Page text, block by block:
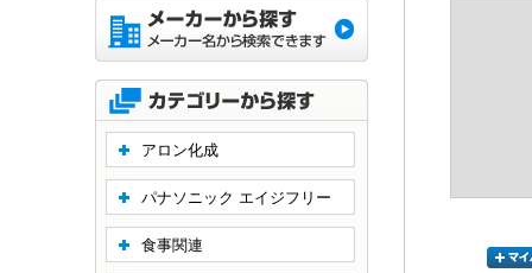
アロン化成
パナソニック エイジフリー
食事関連